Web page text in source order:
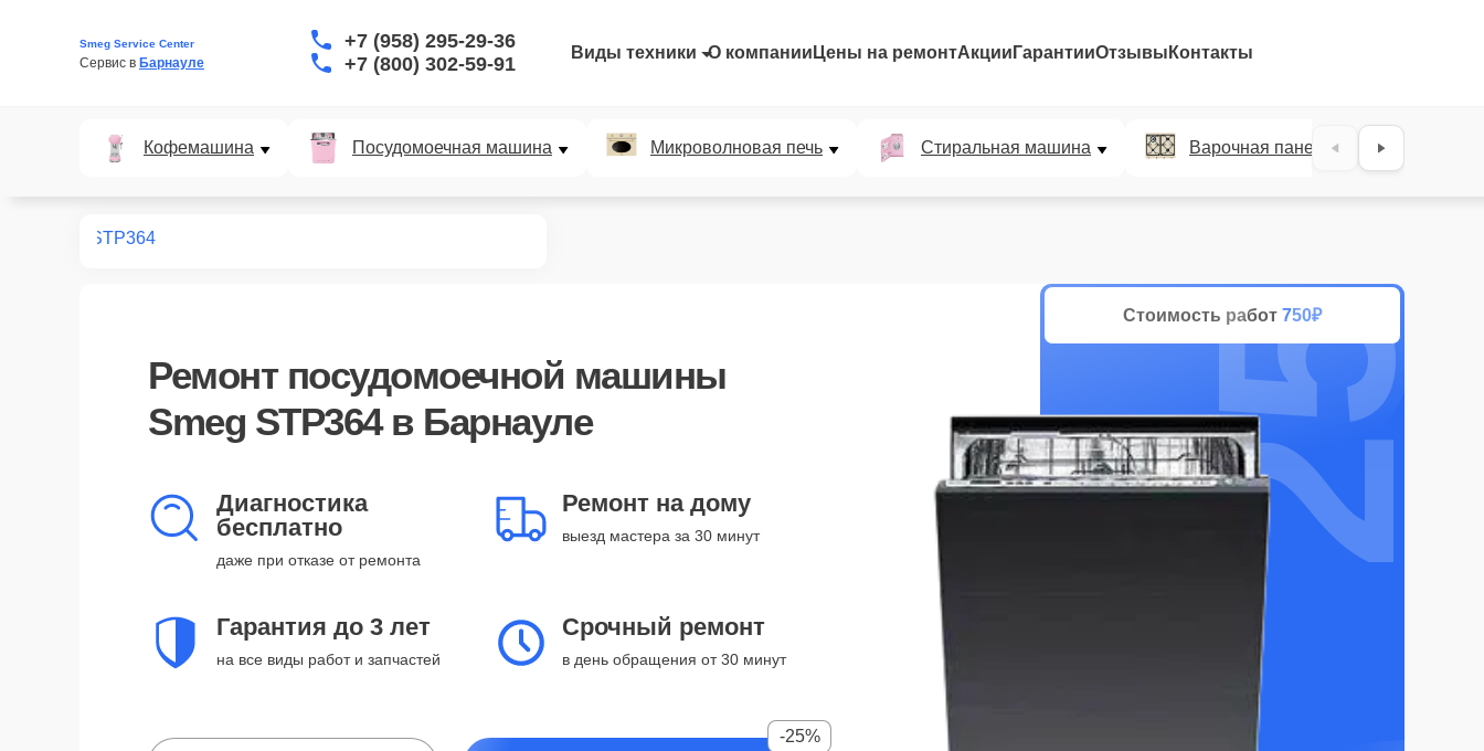
Smeg Service Center
Сервис в Барнауле
+7 (958) 295-29-36
+7 (800) 302-59-91
Виды техники О компании Цены на ремонтАкции ГарантииОтзывы Контакты
Кофемашина Посудомоечная машина Микроволновая печь Стиральная машина Варочная панель
STP364
Ремонт посудомоечной машины
Smeg STP364в Барнауле
Диагностика
бесплатно
даже при отказе от ремонта
Ремонт на дому
выезд мастера за 30 минут
Гарантия до 3 лет
на все виды работ и запчастей
Срочный ремонт
в день обращения от 30 минут
-25%
Стоимость работ 750₽
25%